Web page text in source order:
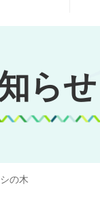
らせ
の木